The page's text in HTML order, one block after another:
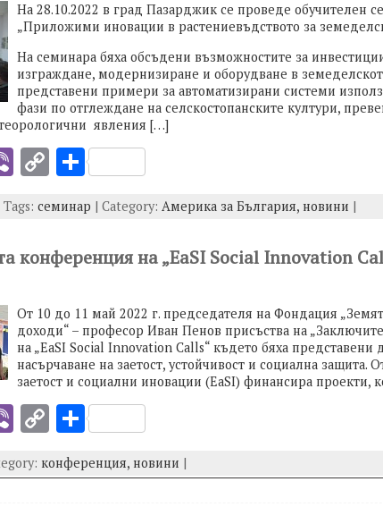
На 28.10.2022 в град Пазарджик се проведе обучителен
„Приложими иновации в растениевъдството за
На семинара бяха обсъдени възможностите за
изграждане, модернизиране и оборудване в
представени примери за автоматизирани системи
фази по отглеждане на селскостопанските култури,
явления […]
Vi
er
C
p
y
Li
n
k
S
ar
e
Tags:семинар | Category: Америка за България,новини |
конференция на „EaSI Social Innovation
От 10 до 11 май 2022 г. председателя на Фондация
доходи“ – професор Иван Пенов присъства на
на „EaSI Social Innovation Calls“ където бяха представени
насърчаване на заетост, устойчивост и социална защита.
заетост и социални иновации (EaSI) финансира проекти,
Vi
er
C
p
S
ar
конференция,новини |